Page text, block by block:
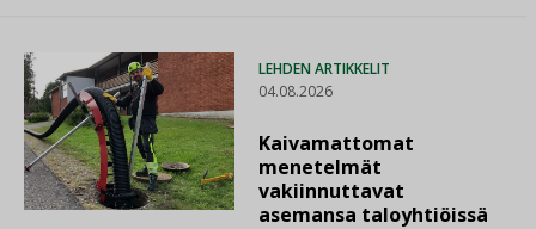
LEHDEN ARTIKKELIT
04.08.2026
Kaivamattomat
menetelmät
vakiinnuttavat
asemansa taloyhtiöissä